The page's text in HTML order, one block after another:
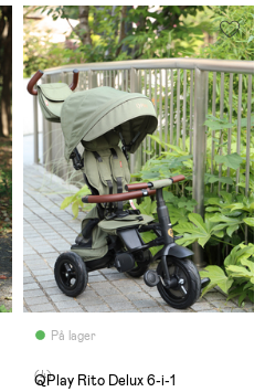
På lager
(4)
QPlay Rito Delux 6-i-1